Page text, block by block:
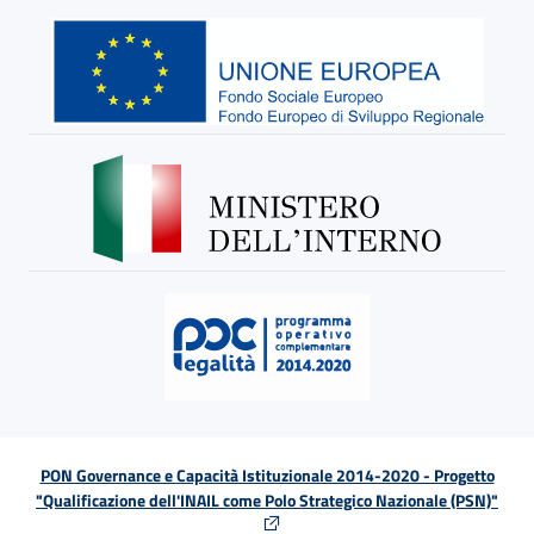
PON Governance e Capacità Istituzionale 2014-2020 - Progetto
"Qualificazione dell'INAIL come Polo Strategico Nazionale (PSN)"